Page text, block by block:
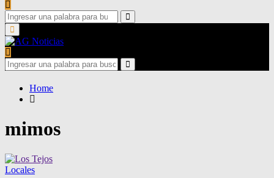
Search
for:
Search
Primary
Menu
Search
for:
Search
Home
mimos
Locales